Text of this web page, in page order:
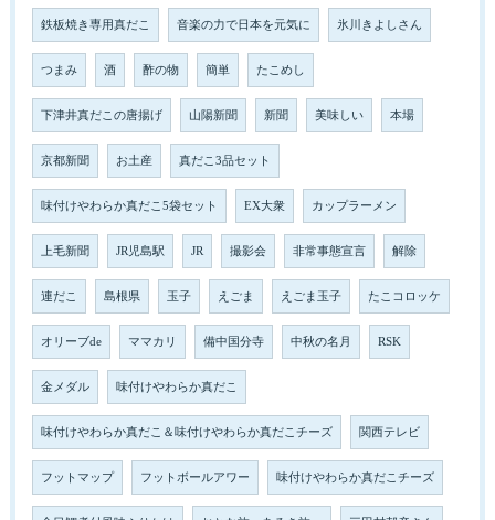
鉄板焼き専用真だこ 音楽の力で日本を元気に 氷川きよしさん
つまみ 酒 酢の物 簡単 たこめし
下津井真だこの唐揚げ 山陽新聞 新聞 美味しい 本場
京都新聞 お土産 真だこ3品セット
味付けやわらか真だこ5袋セット EX大衆 カップラーメン
上毛新聞 JR児島駅 JR 撮影会 非常事態宣言 解除
連だこ 島根県 玉子 えごま えごま玉子 たこコロッケ
オリーブde ママカリ 備中国分寺 中秋の名月 RSK
金メダル 味付けやわらか真だこ
味付けやわらか真だこ＆味付けやわらか真だこチーズ 関西テレビ
フットマップ フットボールアワー 味付けやわらか真だこチーズ